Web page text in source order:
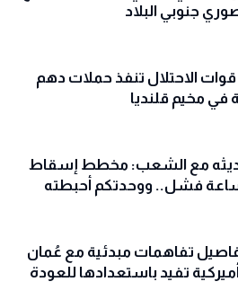
جنوبي البلاد
قوات الاحتلال تنفذ حملات دهم
في مخيم قلنديا
مع الشعب: مخطط إسقاط
تفاهمات مبدئية مع عُمان
تفيد باستعدادها للعودة